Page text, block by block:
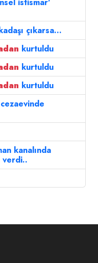
istismar'
çıkarsa...
kurtuldu
kurtuldu
kurtuldu
kanalında
verdi..